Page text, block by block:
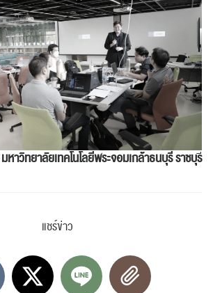
มหาวิทยาลัยเทคโนโลยีพระจอมเกล้าธนบุรี ราชบุร
แชร์ข่าว